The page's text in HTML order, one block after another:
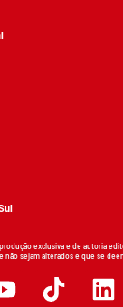
exclusiva e de autoria
não sejam alterados e que se